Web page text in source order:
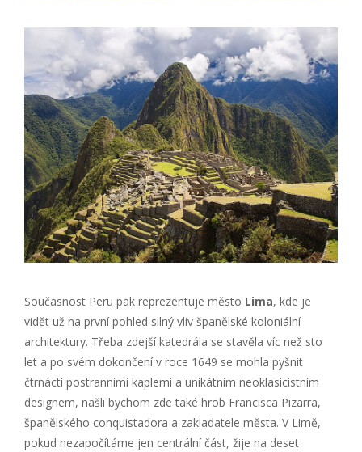
Současnost Peru pak reprezentuje město Lima, kde je
vidět už na první pohled silný vliv španělské koloniální
architektury. Třeba zdejší katedrála se stavěla víc než sto
let a po svém dokončení v roce 1649 se mohla pyšnit
čtrnácti postranními kaplemi a unikátním neoklasicistním
designem, našli bychom zde také hrob Francisca Pizarra,
španělského conquistadora a zakladatele města. V Limě,
pokud nezapočítáme jen centrální část, žije na deset